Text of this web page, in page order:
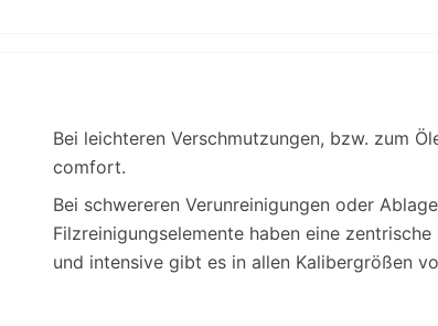
Bei leichteren Verschmutzungen, bzw. zum
comfort.
Bei schwereren Verunreinigungen oder
Filzreinigungselemente haben eine
und intensive gibt es in allen Kalibergrößen